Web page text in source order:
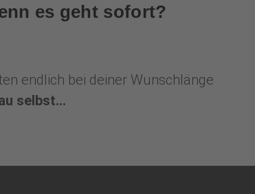
es geht sofort?
endlich bei deiner Wunschlänge
selbst...